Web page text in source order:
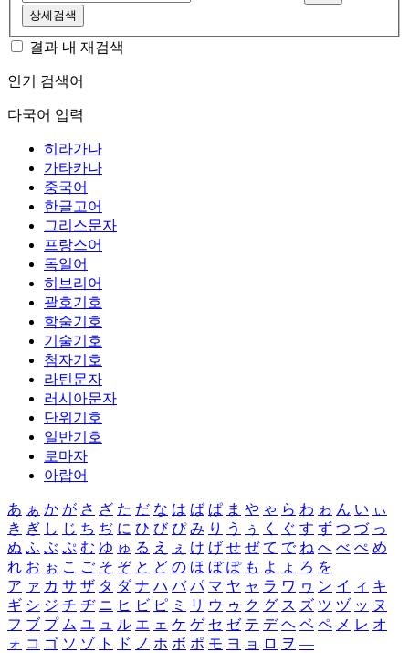
상세검색
결과 내 재검색
인기 검색어
다국어 입력
히라가나
가타카나
중국어
한글고어
그리스문자
프랑스어
독일어
히브리어
괄호기호
학술기호
기술기호
첨자기호
라틴문자
러시아문자
단위기호
일반기호
로마자
아랍어
あ ぁ か が さ ざ た だ な は ば ぱ ま や ゃ ら わ ゎ ん い ぃ
き ぎ し じ ち ぢ に ひ び ぴ み り う ぅ く ぐ す ず つ づ っ
ぬ ふ ぶ ぷ む ゆ ゅ る え ぇ け げ せ ぜ て で ね へ べ ぺ め
れ お ぉ こ ご そ ぞ と ど の ほ ぼ ぽ も よ ょ ろ を
ア ァ カ サ ザ タ ダ ナ ハ バ パ マ ヤ ャ ラ ワ ヮ ン イ ィ キ
ギ シ ジ チ ヂ ニ ヒ ビ ピ ミ リ ウ ゥ ク グ ス ズ ツ ヅ ッ ヌ
フ ブ プ ム ユ ュ ル エ ェ ケ ゲ セ ゼ テ デ ヘ ベ ペ メ レ オ
ォ コ ゴ ソ ゾ ト ド ノ ホ ボ ポ モ ヨ ョ ロ ヲ ―